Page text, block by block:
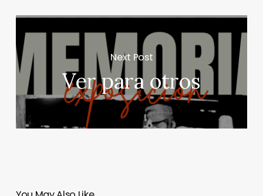
Next Post
Ver para otros